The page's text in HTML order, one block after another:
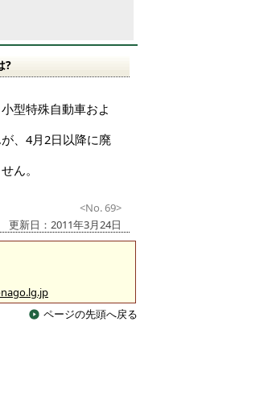
?
型特殊自動車およ
、4月2日以降に廃
ん。
<No. 69>
更新日：2011年3月24日
ページの先頭へ戻る